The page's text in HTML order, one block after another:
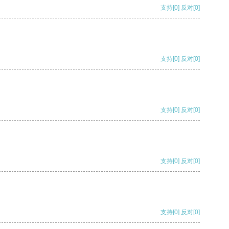
支持[0] 反对[0]
支持[0] 反对[0]
支持[0] 反对[0]
支持[0] 反对[0]
支持[0] 反对[0]